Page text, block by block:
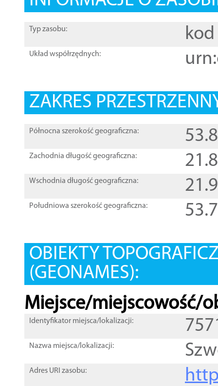
Typ zasobu: kod
Układ współrzędnych:
ZAKRES
Północna szerokość geograficzna:
Zachodnia długość geograficzna:
Wschodnia długość geograficzna:
Południowa szerokość geograficzna:
OBIEKTY
(GEONAMES):
Miejsce/miejscowość/
Identyfikator miejsca/lokalizacji:
Nazwa miejsca/lokalizacji:
Adres URI zasobu: